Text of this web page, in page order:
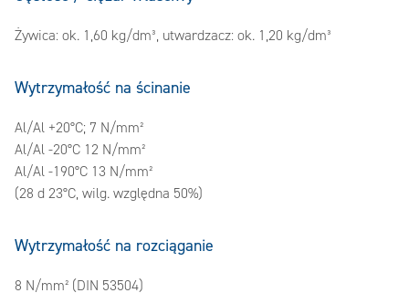
Żywica: ok. 1,60 kg/dm³, utwardzacz: ok. 1,20 kg/dm³
Wytrzymałość na ścinanie
Al/Al +20°C; 7 N/mm²
Al/Al -20°C 12 N/mm²
Al/Al -190°C 13 N/mm²
(28 d 23°C, wilg. względna 50%)
Wytrzymałość na rozciąganie
8 N/mm² (DIN 53504)